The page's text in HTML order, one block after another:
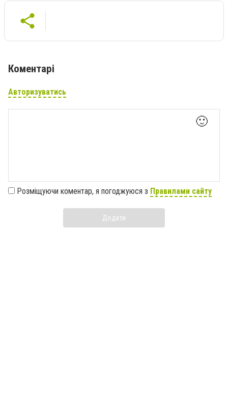
Коментарі
Авторизуватись
🙂
Розміщуючи коментар, я погоджуюся з Правилами сайту
Додати